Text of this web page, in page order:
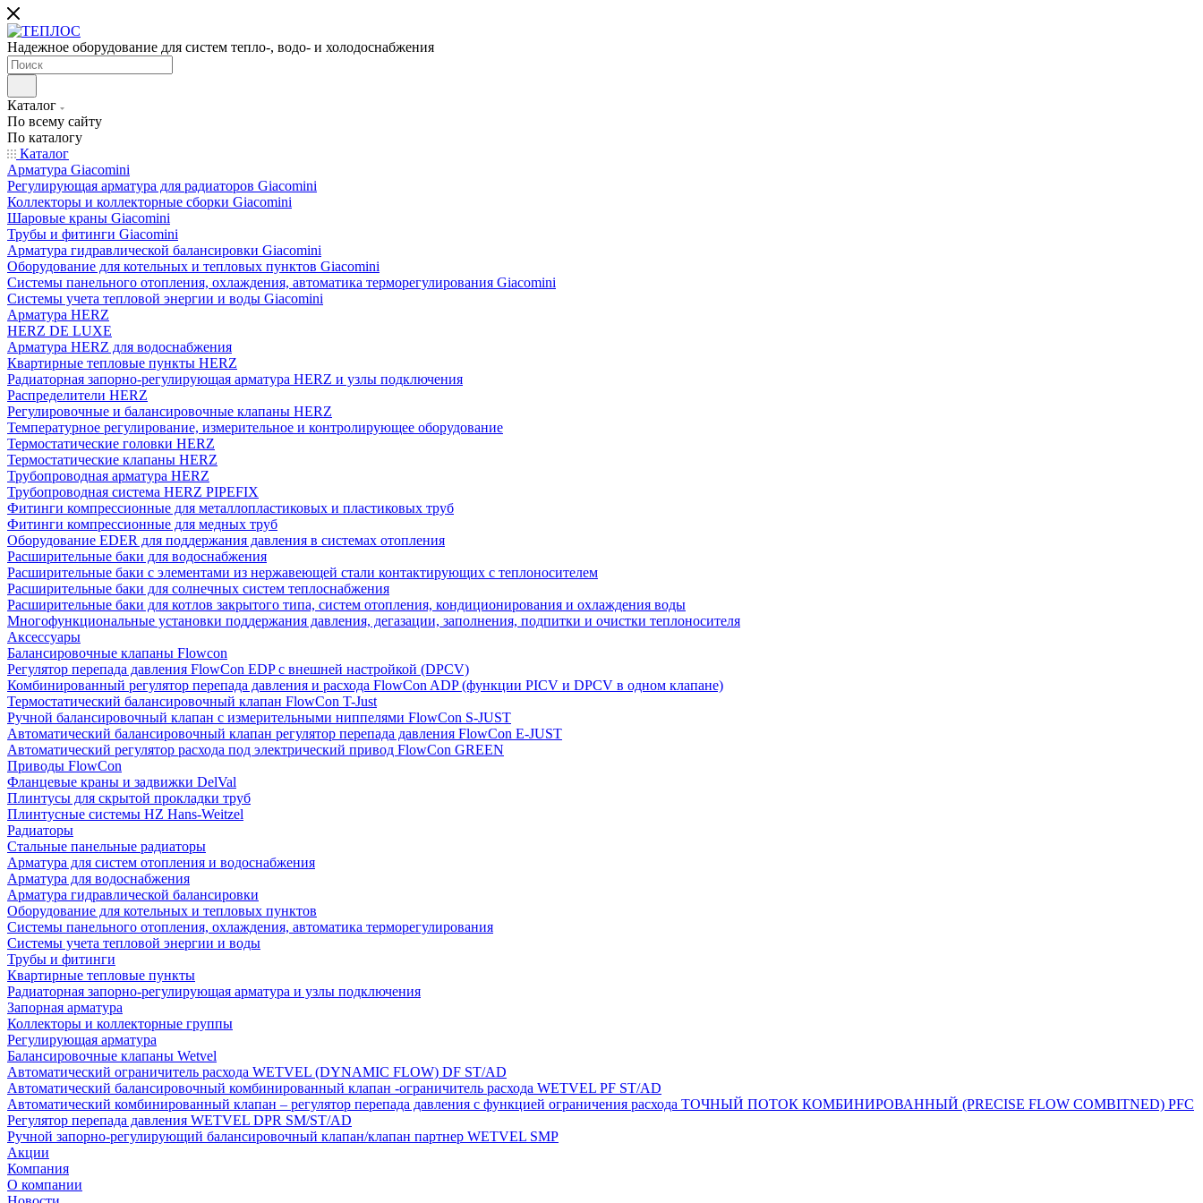
Надежное оборудование для систем тепло-, водо- и холодоснабжения
Каталог
По всему сайту
По каталогу
Каталог
Арматура Giacomini
Регулирующая арматура для радиаторов Giacomini
Коллекторы и коллекторные сборки Giacomini
Шаровые краны Giacomini
Трубы и фитинги Giacomini
Арматура гидравлической балансировки Giacomini
Оборудование для котельных и тепловых пунктов Giacomini
Системы панельного отопления, охлаждения, автоматика терморегулирования Giacomini
Системы учета тепловой энергии и воды Giacomini
Арматура HERZ
HERZ DE LUXE
Арматура HERZ для водоснабжения
Квартирные тепловые пункты HERZ
Радиаторная запорно-регулирующая арматура HERZ и узлы подключения
Распределители HERZ
Регулировочные и балансировочные клапаны HERZ
Температурное регулирование, измерительное и контролирующее оборудование
Термостатические головки HERZ
Термостатические клапаны HERZ
Трубопроводная арматура HERZ
Трубопроводная система HERZ PIPEFIX
Фитинги компрессионные для металлопластиковых и пластиковых труб
Фитинги компрессионные для медных труб
Оборудование EDER для поддержания давления в системах отопления
Расширительные баки для водоснабжения
Расширительные баки с элементами из нержавеющей стали контактирующих с теплоносителем
Расширительные баки для солнечных систем теплоснабжения
Расширительные баки для котлов закрытого типа, систем отопления, кондиционирования и охлаждения воды
Многофункциональные установки поддержания давления, дегазации, заполнения, подпитки и очистки теплоносителя
Аксессуары
Балансировочные клапаны Flowcon
Регулятор перепада давления FlowСon EDP с внешней настройкой (DPCV)
Комбинированный регулятор перепада давления и расхода FlowСon ADP (функции PICV и DPCV в одном клапане)
Термостатический балансировочный клапан FlowСon T-Just
Ручной балансировочный клапан с измерительными ниппелями FlowСon S-JUST
Автоматический балансировочный клапан регулятор перепада давления FlowСon E-JUST
Автоматический регулятор расхода под электрический привод FlowСon GREEN
Приводы FlowCon
Фланцевые краны и задвижки DelVal
Плинтусы для скрытой прокладки труб
Плинтусные системы HZ Hans-Weitzel
Радиаторы
Стальные панельные радиаторы
Арматура для систем отопления и водоснабжения
Арматура для водоснабжения
Арматура гидравлической балансировки
Оборудование для котельных и тепловых пунктов
Системы панельного отопления, охлаждения, автоматика терморегулирования
Системы учета тепловой энергии и воды
Трубы и фитинги
Квартирные тепловые пункты
Радиаторная запорно-регулирующая арматура и узлы подключения
Запорная арматура
Коллекторы и коллекторные группы
Регулирующая арматура
Балансировочные клапаны Wetvel
Автоматический ограничитель расхода WETVEL (DYNAMIC FLOW) DF ST/AD
Автоматический балансировочный комбинированный клапан -ограничитель расхода WETVEL PF ST/AD
Автоматический комбинированный клапан – регулятор перепада давления с функцией ограничения расхода ТОЧНЫЙ ПОТОК КОМБИНИРОВАННЫЙ (PRECISE FLOW COMBIТNED) PFC
Регулятор перепада давления WETVEL DPR SM/ST/AD
Ручной запорно-регулирующий балансировочный клапан/клапан партнер WETVEL SMP
Акции
Компания
О компании